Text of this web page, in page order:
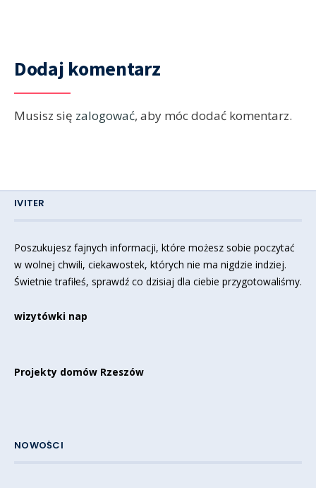
Dodaj komentarz
Musisz się zalogować, aby móc dodać komentarz.
IVITER
Poszukujesz fajnych informacji, które możesz sobie poczytać
w wolnej chwili, ciekawostek, których nie ma nigdzie indziej.
Świetnie trafiłeś, sprawdź co dzisiaj dla ciebie przygotowaliśmy.
wizytówki nap
Projekty domów Rzeszów
NOWOŚCI